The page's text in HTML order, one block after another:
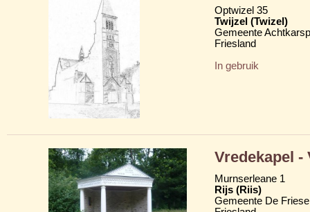
Optwizel 35
Twijzel (Twizel)
Gemeente
Friesland
In gebruik
Vredekapel -
Murnserleane 1
Rijs (Riis)
Gemeente De